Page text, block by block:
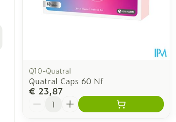
Q10-Quatral
Quatral Caps 60 Nf
€ 23,87
Aantal